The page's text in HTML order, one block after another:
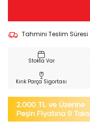
Tahmini Teslim Süresi
Kırık Parça Sigortası